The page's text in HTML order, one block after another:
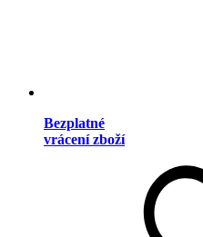
Bezplatné
vrácení zboží